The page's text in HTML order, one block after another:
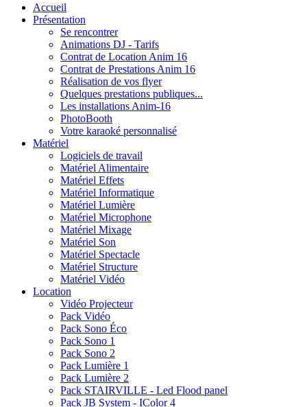
Accueil
Présentation
Se rencontrer
Animations DJ - Tarifs
Contrat de Location Anim 16
Contrat de Prestations Anim 16
Réalisation de vos flyer
Quelques prestations publiques...
Les installations Anim-16
PhotoBooth
Votre karaoké personnalisé
Matériel
Logiciels de travail
Matériel Alimentaire
Matériel Effets
Matériel Informatique
Matériel Lumière
Matériel Microphone
Matériel Mixage
Matériel Son
Matériel Spectacle
Matériel Structure
Matériel Vidéo
Location
Vidéo Projecteur
Pack Vidéo
Pack Sono Éco
Pack Sono 1
Pack Sono 2
Pack Lumière 1
Pack Lumière 2
Pack STAIRVILLE - Led Flood panel
Pack JB System - IColor 4